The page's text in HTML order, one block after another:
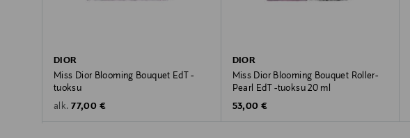
DIOR
Miss Dior Blooming Bouquet EdT -
tuoksu
alk. Original Price
77,00 €
DIOR
Miss Dior Blooming Bouquet Roller-
Pearl EdT -tuoksu 20 ml
Original Price
53,00 €